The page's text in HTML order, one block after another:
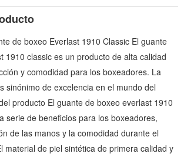
de boxeo Everlast 1910 Classic El guante
1910 classic es un producto de alta calidad
y comodidad para los boxeadores. La
sinónimo de excelencia en el mundo del
producto El guante de boxeo everlast 1910
serie de beneficios para los boxeadores,
de las manos y la comodidad durante el
material de piel sintética de primera calidad y